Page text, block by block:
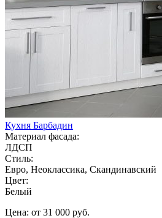
Кухня Барбадин
Материал фасада:
ЛДСП
Стиль:
Евро, Неоклассика, Скандинавский
Цвет:
Белый
Цена: от 31 000 руб.